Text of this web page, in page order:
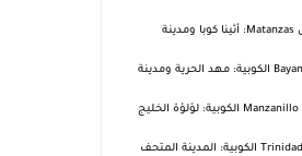
مدينة ماتانزاس Matanzas: أثينا كوبا ومدينة
مدينة بايامو Bayamo الكوبية: مهد الحرية ومدينة
مدينة مانزانيلو Manzanillo الكوبية: لؤلؤة الخليج
مدينة ترينيداد Trinidad الكوبية: المدينة المتحف